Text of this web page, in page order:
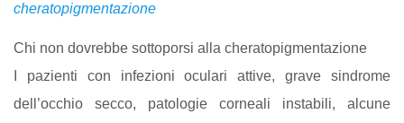
cheratopigmentazione
Chi non dovrebbe sottoporsi alla cheratopigmentazione
I pazienti con infezioni oculari attive, grave sindrome
dell’occhio secco, patologie corneali instabili, alcune